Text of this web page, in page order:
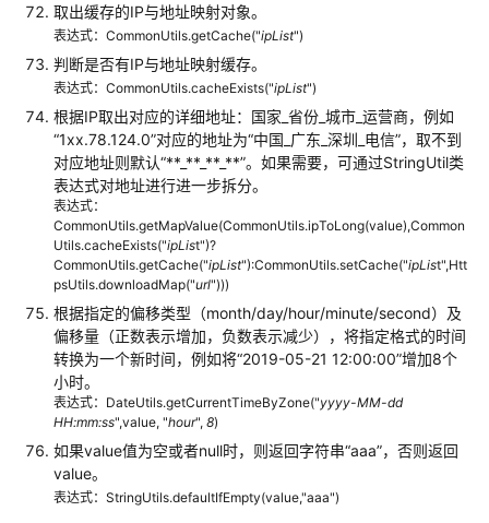
取出缓存的IP与地址映射对象。
表达式：CommonUtils.getCache("ipList")
判断是否有IP与地址映射缓存。
表达式：CommonUtils.cacheExists("ipList")
根据IP取出对应的详细地址：国家_省份_城市_运营商，例如
“1xx.78.124.0”对应的地址为“中国_广东_深圳_电信”，取不到
对应地址则默认“**_**_**_**”。如果需要，可通过StringUtil类
表达式对地址进行进一步拆分。
表达式：
CommonUtils.getMapValue(CommonUtils.ipToLong(value),Common
Utils.cacheExists("ipList")?
CommonUtils.getCache("ipList"):CommonUtils.setCache("ipList",Htt
psUtils.downloadMap("url")))
根据指定的偏移类型（month/day/hour/minute/second）及
偏移量（正数表示增加，负数表示减少），将指定格式的时间
转换为一个新时间，例如将“2019-05-21 12:00:00”增加8个
小时。
表达式：DateUtils.getCurrentTimeByZone("yyyy-MM-dd
HH:mm:ss",value, "hour", 8)
如果value值为空或者null时，则返回字符串“aaa”，否则返回
value。
表达式：StringUtils.defaultIfEmpty(value,"aaa")